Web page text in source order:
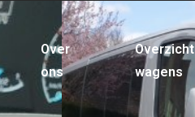
Over
ons
Overzicht
wagens